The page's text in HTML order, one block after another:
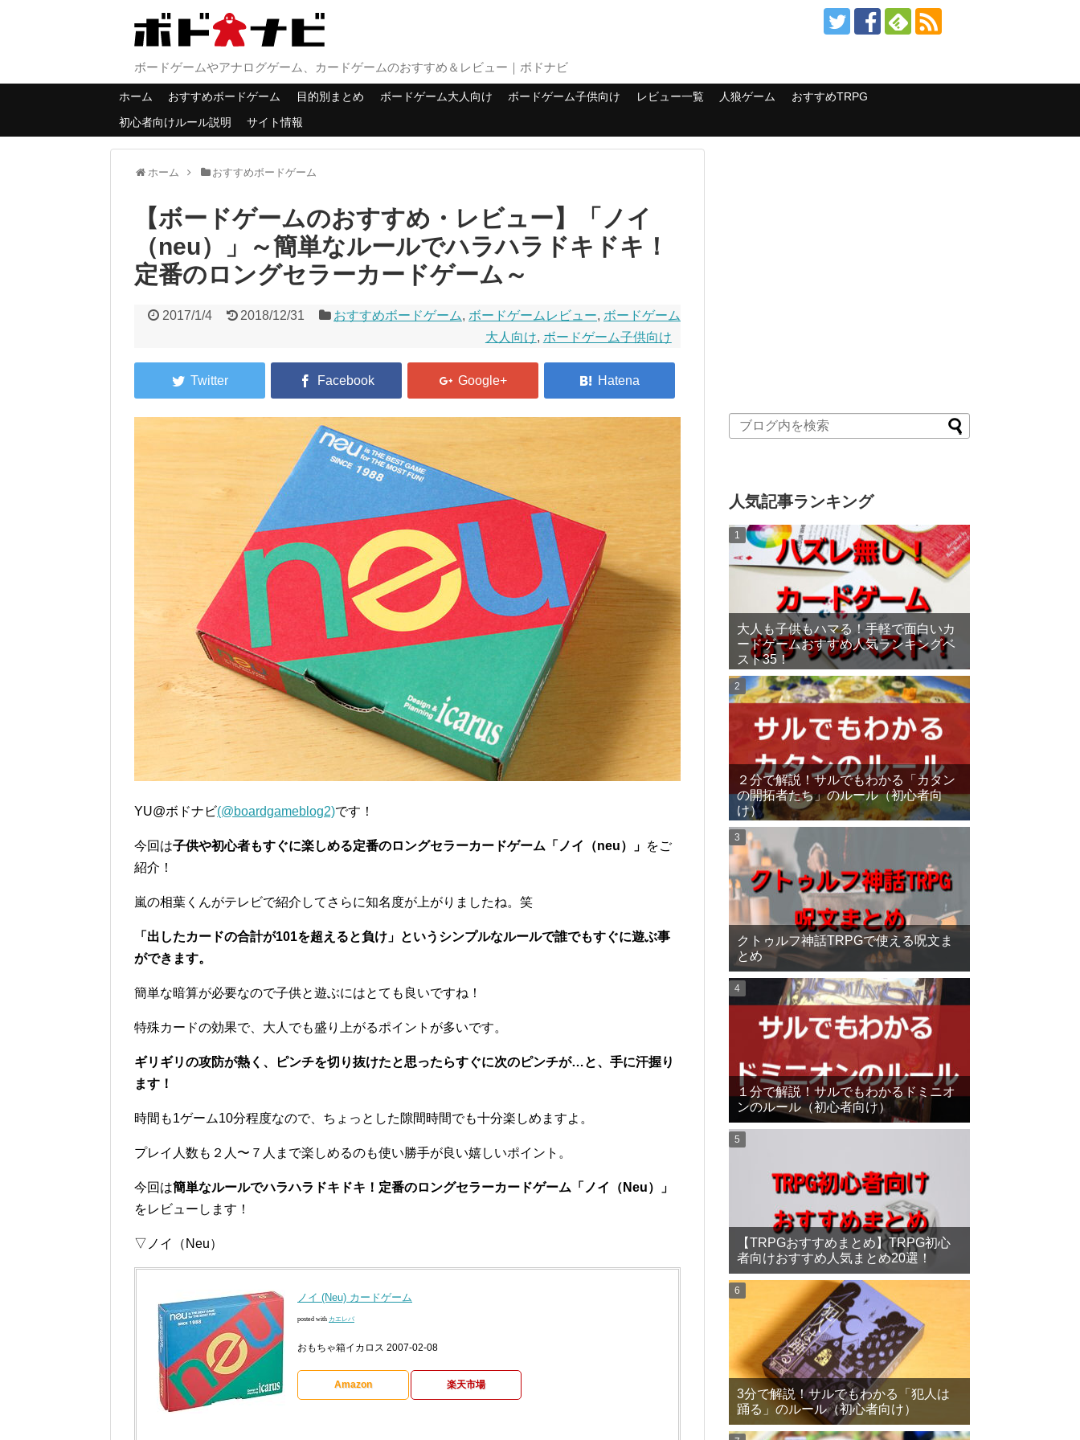
ボードゲームやアナログゲーム、カードゲームのおすすめ＆レビュー｜ボドナビ
ホーム おすすめボードゲーム 目的別まとめ ボードゲーム大人向け ボードゲーム子供向け レビュー一覧 人狼ゲーム
おすすめTRPG
初心者向けルール説明
サイト情報
ホーム おすすめボードゲーム
【ボードゲームのおすすめ・レビュー】「ノイ
（neu）」～簡単なルールでハラハラドキドキ！
定番のロングセラーカードゲーム～
2017/1/4 2018/12/31 おすすめボードゲーム, ボードゲームレビュー, ボードゲーム
大人向け, ボードゲーム子供向け
YU@ボドナビ(@boardgameblog2)です！
今回は子供や初心者もすぐに楽しめる定番のロングセラーカードゲーム「ノイ（neu）」 をご
紹介！
嵐の相葉くんがテレビで紹介してさらに知名度が上がりましたね。笑
「出したカードの合計が101を超えると負け」というシンプルなルールで誰でもすぐに遊ぶ事
ができます。
簡単な暗算が必要なので子供と遊ぶにはとても良いですね！
特殊カードの効果で、大人でも盛り上がるポイントが多いです。
ギリギリの攻防が熱く、ピンチを切り抜けたと思ったらすぐに次のピンチが…と、手に汗握り
ます！
時間も1ゲーム10分程度なので、ちょっとした隙間時間でも十分楽しめますよ。
プレイ人数も２人〜７人まで楽しめるのも使い勝手が良い嬉しいポイント。
今回は簡単なルールでハラハラドキドキ！定番のロングセラーカードゲーム「ノイ（Neu）」
をレビューします！
▽ノイ（Neu）
ノイ (Neu) カードゲーム
posted with カエレバ
おもちゃ箱イカロス 2007-02-08
Amazon 楽天市場
人気記事ランキング
大人も子供もハマる！手軽で面白いカ
ードゲームおすすめ人気ランキングベ
スト35！
２分で解説！サルでもわかる「カタン
の開拓者たち」のルール（初心者向
け）
クトゥルフ神話TRPGで使える呪文ま
とめ
１分で解説！サルでもわかるドミニオ
ンのルール（初心者向け）
【TRPGおすすめまとめ】TRPG初心
者向けおすすめ人気まとめ20選！
3分で解説！サルでもわかる「犯人は
踊る」のルール（初心者向け）